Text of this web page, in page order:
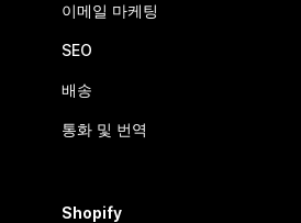
이메일 마케팅
SEO
배송
통화 및 번역
Shopify